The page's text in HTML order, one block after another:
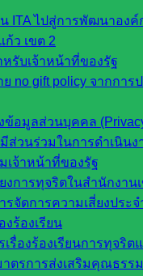
ITA ไปสู่การพัฒนาองค์
ว เขต 2
รับเจ้าหน้าที่ของรัฐ
no gift policy จากกา
อมูลส่วนบุคคล
ส่วนร่วมในการดำเนิน
เจ้าหน้าที่ของรัฐ
งการทุจริตในสำนักงา
รจัดการความเสี่ยงประจ
งร้องเรียน
รื่องร้องเรียนการทุจริ
ตรการส่งเสริมคุณธรร